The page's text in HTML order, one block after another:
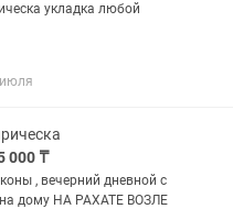
укладка любой
000 ₸
, вечерний дневной с
дому НА РАХАТЕ ВОЗЛЕ